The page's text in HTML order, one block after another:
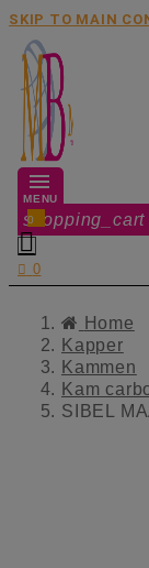
SKIP TO MAIN
MENU
shopping_cart
0

 0
Home
Kapper
Kammen
Kam
SIBEL